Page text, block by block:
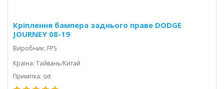
Кріплення бампера заднього праве DODGE
JOURNEY 08-19
Виробник: FPS
Країна: Тайвань/Китай
Примітка: sxt